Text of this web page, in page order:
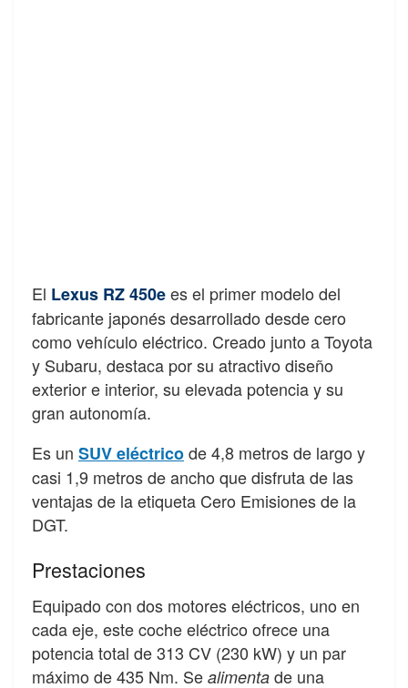
El Lexus RZ 450ees el primer modelo del
fabricante japonés desarrollado desde cero
como vehículo eléctrico. Creado junto a Toyota
y Subaru, destaca por su atractivo diseño
exterior e interior, su elevada potencia y su
gran autonomía.
Es un SUV eléctricode 4,8 metros de largo y
casi 1,9 metros de ancho que disfruta de las
ventajas de la etiqueta Cero Emisiones de la
DGT.
Prestaciones
Equipado con dos motores eléctricos, uno en
cada eje, este coche eléctrico ofrece una
potencia total de 313 CV (230 kW) y un par
máximo de 435 Nm. Se alimenta de una